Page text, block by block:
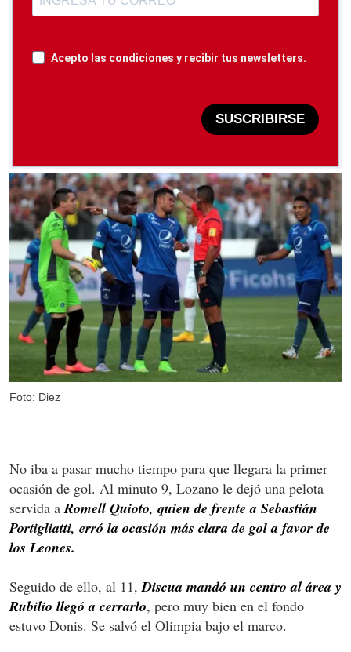
Acepto las condiciones y recibir tus newsletters.
SUSCRIBIRSE
Foto: Diez
No iba a pasar mucho tiempo para que llegara la primer
ocasión de gol. Al minuto 9, Lozano le dejó una pelota
servida a Romell Quioto, quien de frente a Sebastián
Portigliatti, erró la ocasión más clara de gol a favor de
los Leones.
Seguido de ello, al 11, Discua mandó un centro al área y
Rubilio llegó a cerrarlo, pero muy bien en el fondo
estuvo Donis. Se salvó el Olimpia bajo el marco.